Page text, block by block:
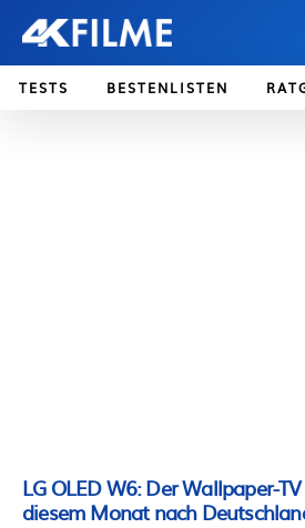
TESTS BESTENLISTEN
LG OLED W6: Der Wallpaper-
diesem Monat nach